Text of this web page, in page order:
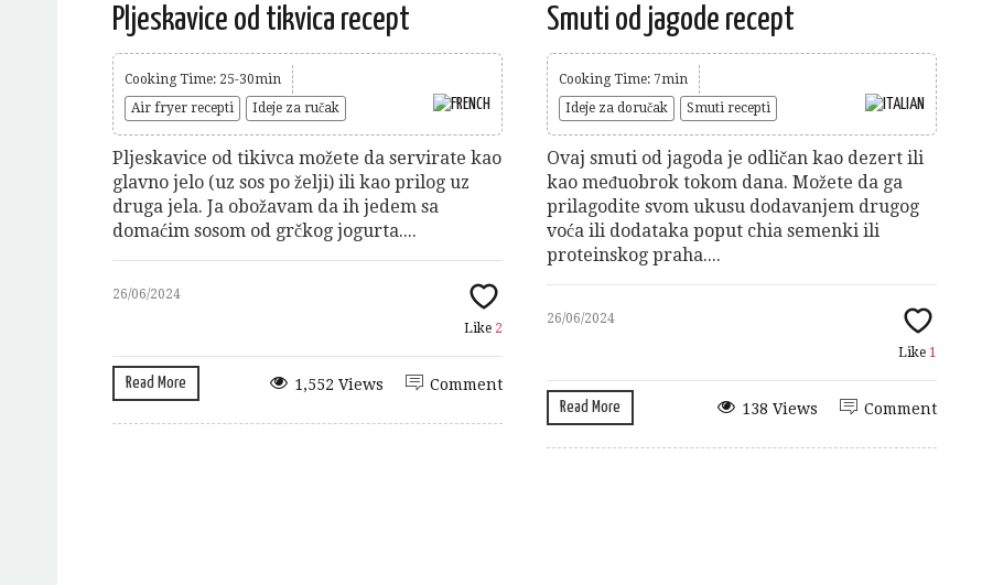
Pljeskavice od tikvica recept
Cooking Time: 25-30min
Air fryer recepti
Ideje za ručak
Pljeskavice od tikivca možete da servirate kao
glavno jelo (uz sos po želji) ili kao prilog uz
druga jela. Ja obožavam da ih jedem sa
domaćim sosom od grčkog jogurta....
26/06/2024
Like 2
Read More Comment
1,552 Views
Smuti od jagode recept
Cooking Time: 7min
Ideje za doručak
Smuti recepti
Ovaj smuti od jagoda je odličan kao dezert ili
kao međuobrok tokom dana. Možete da ga
prilagodite svom ukusu dodavanjem drugog
voća ili dodataka poput chia semenki ili
proteinskog praha....
26/06/2024
Like 1
Read More Comment
138 Views